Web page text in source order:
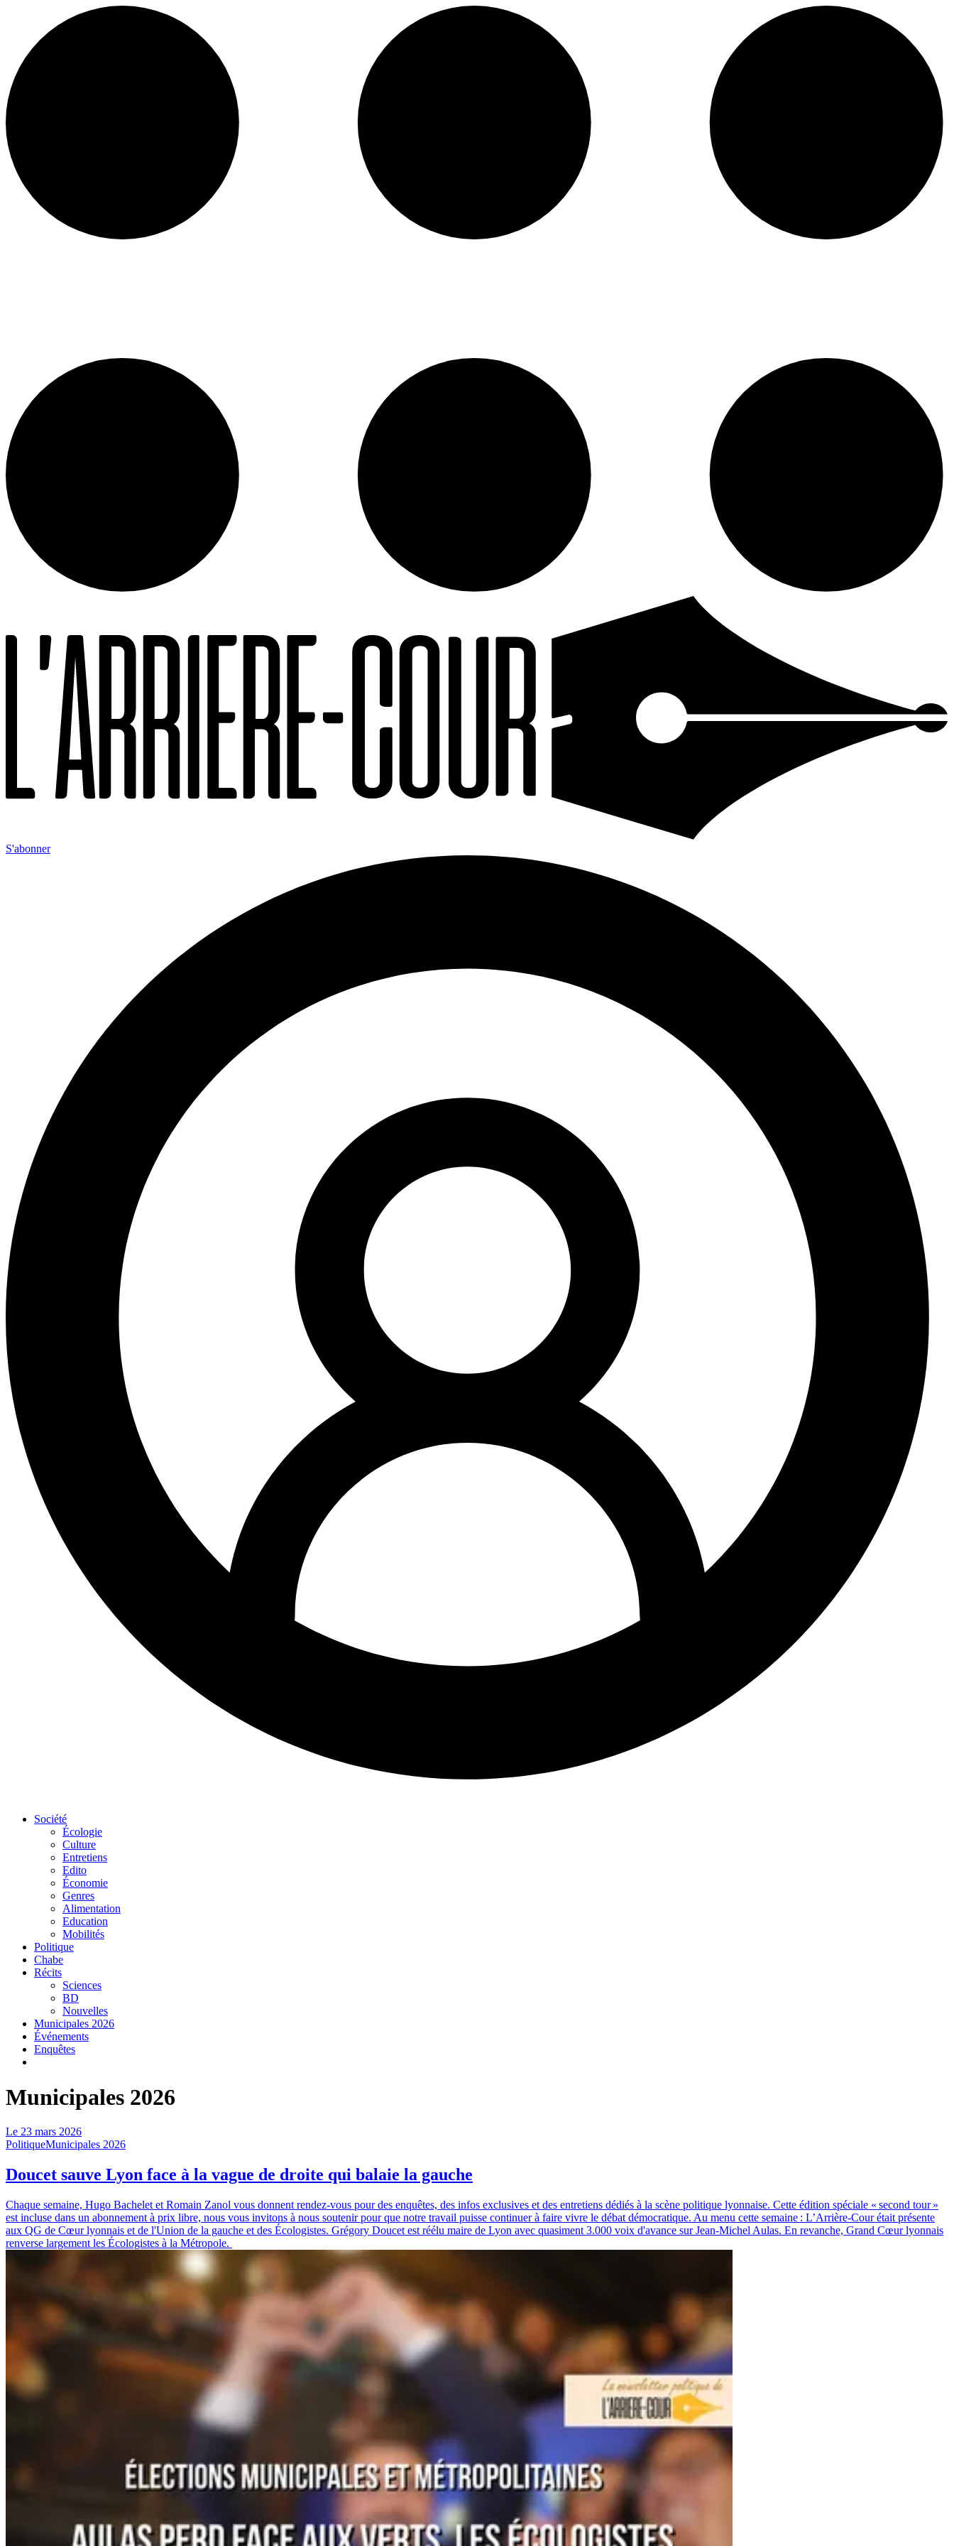
S'abonner
Société
Écologie
Culture
Entretiens
Edito
Économie
Genres
Alimentation
Education
Mobilités
Politique
Chabe
Récits
Sciences
BD
Nouvelles
Municipales 2026
Événements
Enquêtes
Municipales 2026
Le 23 mars 2026
PolitiqueMunicipales 2026
Doucet sauve Lyon face à la vague de droite qui balaie la gauche
Chaque semaine, Hugo Bachelet et Romain Zanol vous donnent rendez-vous pour des enquêtes, des infos exclusives et des entretiens dédiés à la scène politique lyonnaise. Cette édition spéciale « second tour »
est incluse dans un abonnement à prix libre, nous vous invitons à nous soutenir pour que notre travail puisse continuer à faire vivre le débat démocratique. Au menu cette semaine : L’Arrière-Cour était présente
aux QG de Cœur lyonnais et de l'Union de la gauche et des Écologistes. Grégory Doucet est réélu maire de Lyon avec quasiment 3.000 voix d'avance sur Jean-Michel Aulas. En revanche, Grand Cœur lyonnais
renverse largement les Écologistes à la Métropole.